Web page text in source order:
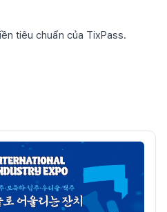
tiêu chuẩn của TixPass.